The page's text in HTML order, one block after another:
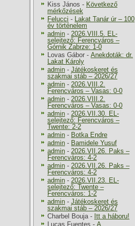
Kiss János - Következő
mérkőzések
Felucci - Lakat Tanár úr – 100
év történelem
admin - 2026.VIII.5. EL-
selejtező: Ferencváros –
Górnik Zabrze: 1-0
Lovas Gábor - Anekdoták: dr.
Lakat Károly
admin - Játékoskeret és
szakmai stáb – 2026/27
admin - 2026.VIII.2.
Ferencváros – Vasas: 0-0
admin - 2026.VIII.2.
Ferencváros – Vasas: 0-0
admin - 2026.VII.30. EL-
selejtező: Ferencváros –
Twente: 2-2
admin - Botka Endre
admin - Bamidele Yusuf
admin - 2026.VII.26. Paks –
Ferencváros: 4-2
admin - 2026.VII.26. Paks –
Ferencváros: 4-2
admin - 2026.VII.23. EL-
selejtező: Twente –
Ferencváros: 1-2
admin - Játékoskeret és
szakmai stáb – 2026/27
Charbel Bouja- Itt a háboru!
Lucas Fuentes - A